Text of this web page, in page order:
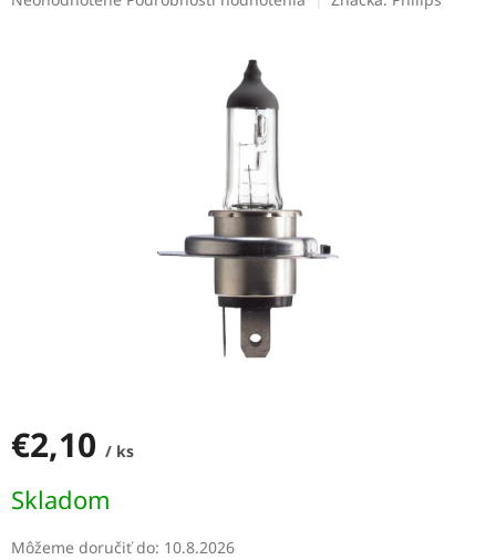
€2,10 / ks
cena:
Skladom
Môžeme doručiť do: 10.8.2026